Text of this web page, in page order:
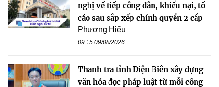
nghị về tiếp công dân, khiếu nại, tố
cáo sau sắp xếp chính quyền 2 cấp
Phương Hiếu
09:15 09/08/2026
Thanh tra tỉnh Điện Biên xây dựng
văn hóa đọc pháp luật từ mỗi công